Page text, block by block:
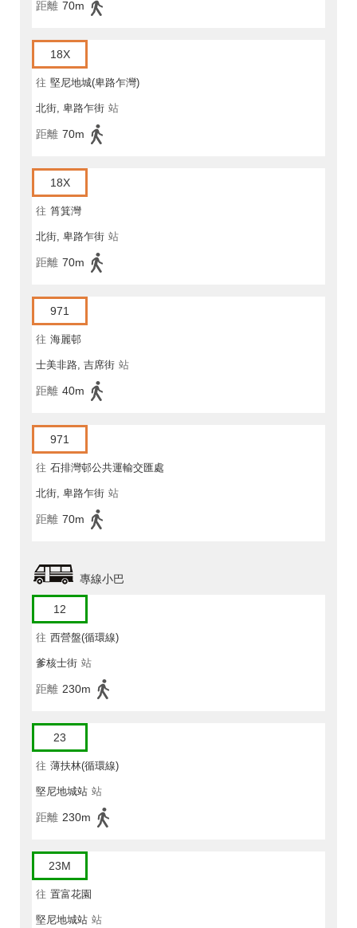
距離 70m
18X
往 堅尼地城(卑路乍灣)
北街, 卑路乍街 站
距離 70m
18X
往 筲箕灣
北街, 卑路乍街 站
距離 70m
971
往 海麗邨
士美非路, 吉席街 站
距離 40m
971
往 石排灣邨公共運輸交匯處
北街, 卑路乍街 站
距離 70m
專線小巴
12
往 西營盤(循環線)
爹核士街 站
距離 230m
23
往 薄扶林(循環線)
堅尼地城站 站
距離 230m
23M
往 置富花園
堅尼地城站 站